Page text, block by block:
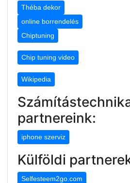
Théba dekor
online borrendelés
Chiptuning
Chip tuning video
Wikipedia
partnereink:
iphone szerviz
Külföldi
Selfesteem2go.com